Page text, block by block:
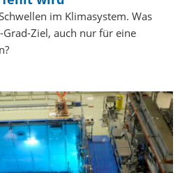
im Klimasystem. Was
Ziel, auch nur für eine